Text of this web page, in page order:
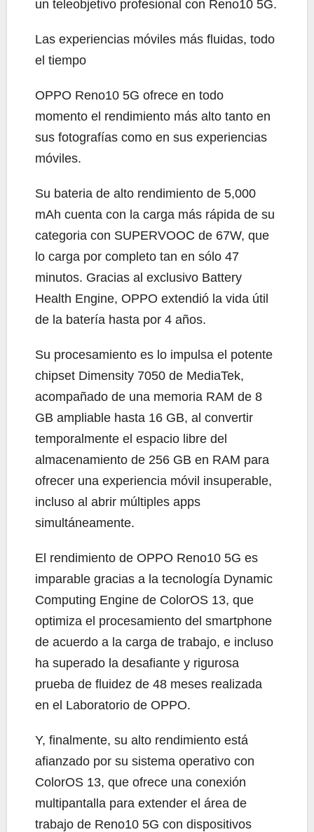
un teleobjetivo profesional con Reno10 5G.
Las experiencias móviles más fluidas, todo
el tiempo
OPPO Reno10 5G ofrece en todo
momento el rendimiento más alto tanto en
sus fotografías como en sus experiencias
móviles.
Su bateria de alto rendimiento de 5,000
mAh cuenta con la carga más rápida de su
categoria con SUPERVOOC de 67W, que
lo carga por completo tan en sólo 47
minutos. Gracias al exclusivo Battery
Health Engine, OPPO extendió la vida útil
de la batería hasta por 4 años.
Su procesamiento es lo impulsa el potente
chipset Dimensity 7050 de MediaTek,
acompañado de una memoria RAM de 8
GB ampliable hasta 16 GB, al convertir
temporalmente el espacio libre del
almacenamiento de 256 GB en RAM para
ofrecer una experiencia móvil insuperable,
incluso al abrir múltiples apps
simultáneamente.
El rendimiento de OPPO Reno10 5G es
imparable gracias a la tecnología Dynamic
Computing Engine de ColorOS 13, que
optimiza el procesamiento del smartphone
de acuerdo a la carga de trabajo, e incluso
ha superado la desafiante y rigurosa
prueba de fluidez de 48 meses realizada
en el Laboratorio de OPPO.
Y, finalmente, su alto rendimiento está
afianzado por su sistema operativo con
ColorOS 13, que ofrece una conexión
multipantalla para extender el área de
trabajo de Reno10 5G con dispositivos